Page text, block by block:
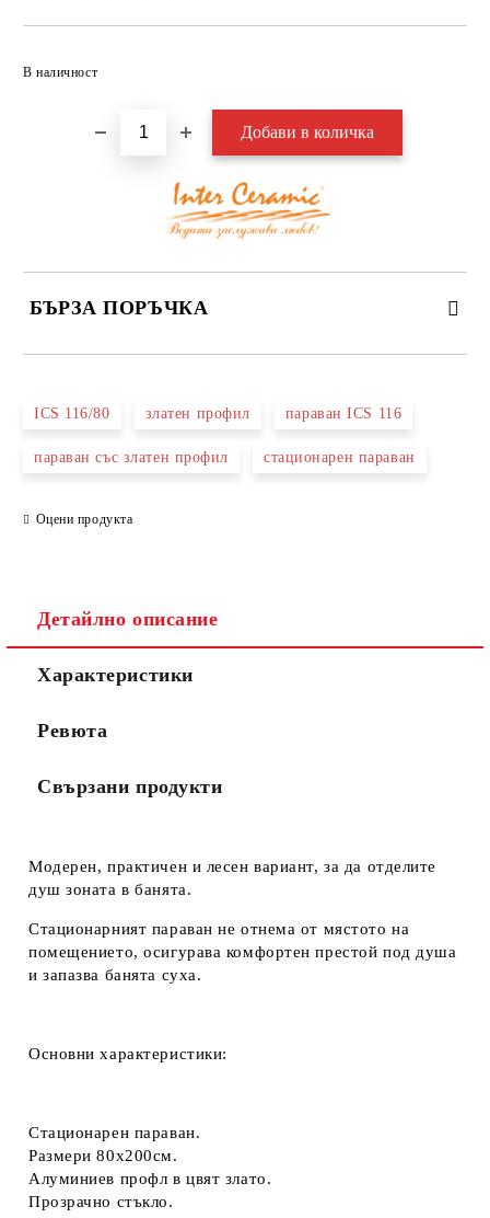
В наличност
БЪРЗА ПОРЪЧКА
Съгласен съм с
ICS 116/80 златен профил параван ICS 116
параван със златен профил стационарен параван
Оцени продукта
Детайлно описание
Характеристики
Ревюта
Свързани продукти
Модерен, практичен и лесен вариант, за да отделите
душ зоната в банята.
Стационарният параван не отнема от мястото на
помещението, осигурава комфортен престой под душа
и запазва банята суха.
Основни характеристики:
Стационарен параван.
Размери 80х200см.
Алуминиев профл в цвят злато.
Прозрачно стъкло.